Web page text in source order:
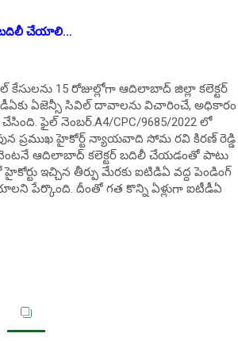
బదిలీ చేయాలి…
కేసులను 15 రోజుల్లోగా ఆదిలాబాద్ జిల్లా కలెక్టర్
ఏజెన్సీ సివిల్ దావాలను విచారించే, అధికారం
ఫైల్ నెంబర్.A4/CPC/9685/2022 లో
ప్రముఖ హైకోర్ట్ న్యాయవాది సోమ రవి కిరణ్ రెడ్డి
వెంటనే ఆదిలాబాద్ కలెక్టర్ బదిలీ చేయడంతో పాటు
ఇచ్చిన తీర్పు మేరకు ఐటిడిఏ వద్ద పెండింగ్
పేర్కొంది. దీంతో గత కొన్ని ఏళ్లుగా ఐటీడీఏ